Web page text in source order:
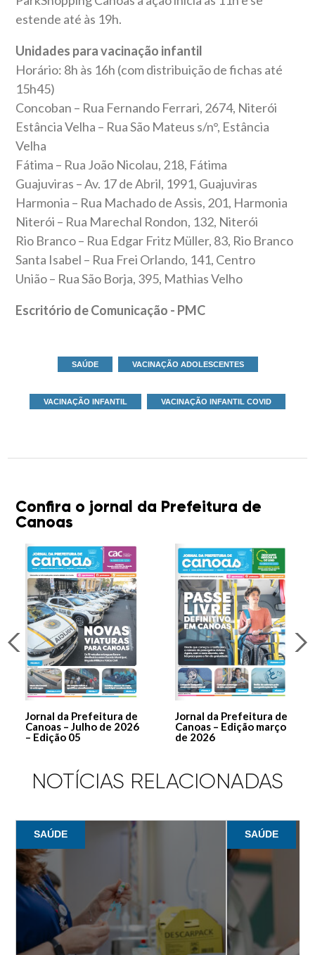
estende até às 19h.
Unidades para vacinação infantil
Horário: 8h às 16h (com distribuição de fichas até
15h45)
Concoban – Rua Fernando Ferrari, 2674, Niterói
Estância Velha – Rua São Mateus s/n°, Estância
Velha
Fátima – Rua João Nicolau, 218, Fátima
Guajuviras – Av. 17 de Abril, 1991, Guajuviras
Harmonia – Rua Machado de Assis, 201, Harmonia
Niterói – Rua Marechal Rondon, 132, Niterói
Rio Branco – Rua Edgar Fritz Müller, 83, Rio Branco
Santa Isabel – Rua Frei Orlando, 141, Centro
União – Rua São Borja, 395, Mathias Velho
Escritório de Comunicação - PMC
SAÚDE VACINAÇÃO ADOLESCENTES
VACINAÇÃO INFANTIL VACINAÇÃO INFANTIL COVID
Confira o jornal da Prefeitura de
Canoas
Jornal da Prefeitura de
Canoas – Julho de 2026
– Edição 05
Jornal da Prefeitura de
Canoas – Edição março
de 2026
NOTÍCIAS RELACIONADAS
SAÚDE SAÚDE